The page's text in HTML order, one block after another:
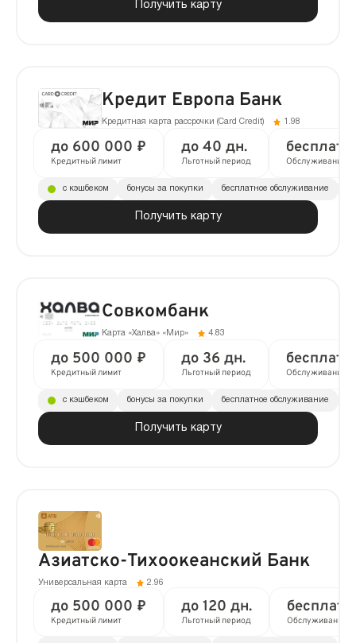
Получить карту
Кредит Европа Банк
Кредитная карта рассрочки (Сard Сredit) 1.98
до 600 000 ₽
Кредитный лимит
до 40 дн.
Льготный период Обслуживание
Получить карту
с кэшбеком бонусы за покупки бесплатное обслуживание
Совкомбанк
Карта «Халва» «Мир» 4.83
до 500 000 ₽
Кредитный лимит
до 36 дн.
Льготный период Обслуживание
Получить карту
с кэшбеком бонусы за покупки бесплатное обслуживание
Азиатско-Тихоокеанский Банк
Универсальная карта 2.96
до 500 000 ₽
Кредитный лимит
до 120 дн.
Льготный период Обслуживание